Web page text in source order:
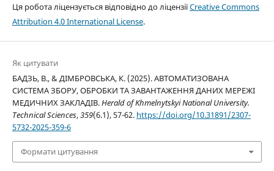
Ця робота ліцензується відповідно до ліцензіїCreative Commons
Attribution 4.0 International License.
Як цитувати
БАДЗЬ, В., & ДІМБРОВСЬКА, К. (2025). АВТОМАТИЗОВАНА
СИСТЕМА ЗБОРУ, ОБРОБКИ ТА ЗАВАНТАЖЕННЯ ДАНИХ МЕРЕЖІ
МЕДИЧНИХ ЗАКЛАДІВ.Herald of Khmelnytskyi National University.
Technical Sciences,359(6.1), 57-62. https://doi.org/10.31891/2307-
5732-2025-359-6
Формати цитування